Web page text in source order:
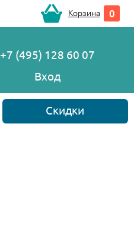
Корзина 0
+7 (495) 128 60 07
Вход
Скидки